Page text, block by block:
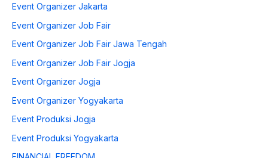
Event Organizer Jakarta
Event Organizer Job Fair
Event Organizer Job Fair Jawa Tengah
Event Organizer Job Fair Jogja
Event Organizer Jogja
Event Organizer Yogyakarta
Event Produksi Jogja
Event Produksi Yogyakarta